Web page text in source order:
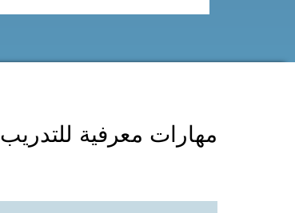
مهارات معرفية للتدريب